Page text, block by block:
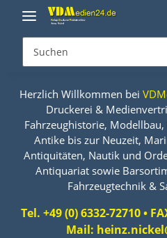
Herzlich Willkommen bei VDM
Druckerei &
Fahrzeughistorie,
Antike bis zur Neuzeit,
Antiquitäten, Nautik und
Antiquariat sowie
Fahrzeugtechnik &
Tel. +49 (0) 6332-72710 •
Mail: